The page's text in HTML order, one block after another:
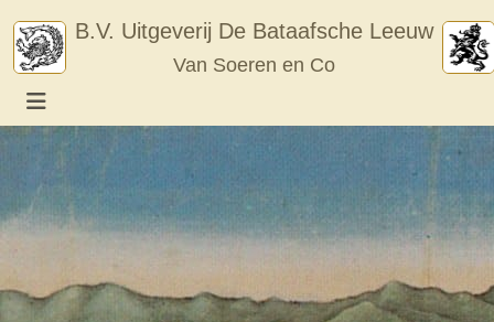
content
B.V. Uitgeverij De Bataafsche Leeuw
Van Soeren en Co